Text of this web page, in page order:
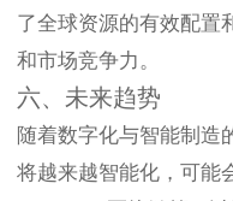
了全球资源的有效配置
和市场竞争力。
六、未来趋势
随着数字化与智能制造
将越来越智能化，可能